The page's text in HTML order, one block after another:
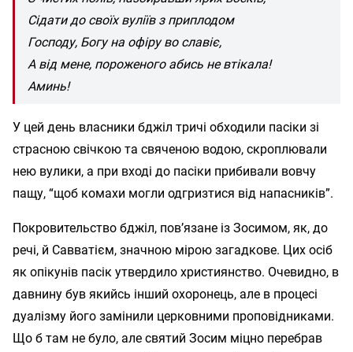
Сідати до своїх вуліїв з приплодом
Господу, Богу на офіру во славіє,
А від мене, пороженого абись не втікала!
Аминь!
У цей день власники бджіл тричі обходили пасіки зі
страсною свічкою та свяченою водою, скроплювали
нею вулики, а при вході до пасіки прибивали вовчу
пащу, “щоб комахи могли одгризтися від напасників”.
Покровительство бджіл, пов’язане із Зосимом, як, до
речі, й Савватієм, значною мірою загадкове. Цих осіб
як опікунів пасік утвердило християнство. Очевидно, в
давнину був якийсь інший охоронець, але в процесі
дуалізму його замінили церковними проповідниками.
Що б там не було, але святий Зосим міцно перебрав